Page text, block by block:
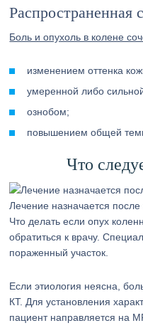
Распространенная
Боль и опухоль в колене
изменением оттенка
умеренной либо
ознобом;
повышением общей
Что
Лечение назначается
Что делать если опух
обратиться к врачу.
пораженный участок.
Если этиология неясна,
КТ. Для установления
пациент направляется на